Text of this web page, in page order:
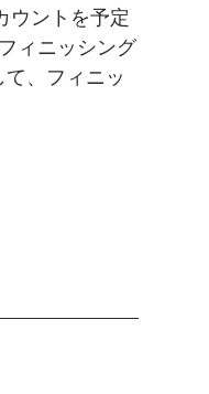
ウントを予定
ィニッシング
、フィニッ